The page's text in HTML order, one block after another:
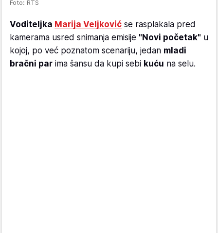
Foto: RTS
Voditeljka Marija Veljković se rasplakala pred
kamerama usred snimanja emisije "Novi početak" u
kojoj, po već poznatom scenariju, jedan mladi
bračni par ima šansu da kupi sebi kuću na selu.